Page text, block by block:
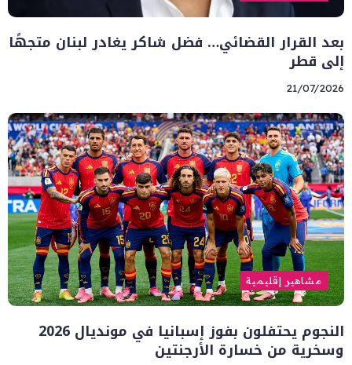
بعد القرار القضائي… فضل شاكر يغادر لبنان متجهًا
إلى قطر
21/07/2026
مشاهير إقليمية
النجوم يحتفلون بفوز إسبانيا في مونديال 2026
وسخرية من خسارة الأرجنتين